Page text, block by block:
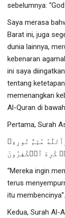
sebelumnya:
Saya merasa
Barat ini, juga
dunia lainnya,
kebenaran
ini saya
tentang
memenangkan
Al-Quran di
Pertama, Surah
مُتِمُّ نُورِهِۦ
كَرِهَ ٱلۡكَٰفِرُونَ
“Mereka ingin
terus
itu membencinya”.
Kedua, Surah Al-